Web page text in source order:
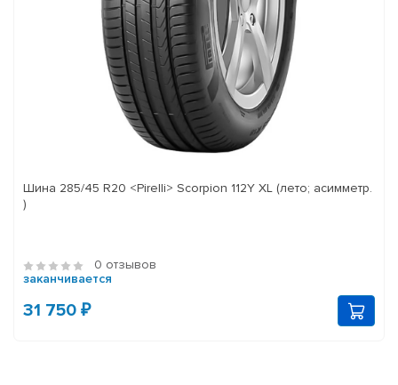
Шина 285/45 R20 <Pirelli> Scorpion 112Y XL (лето; асимметр.
)
0 отзывов
заканчивается
31 750 ₽